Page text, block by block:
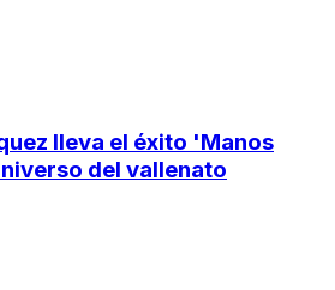
lleva el éxito 'Manos
del vallenato